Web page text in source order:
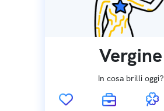
Vergine
In cosa brilli oggi?